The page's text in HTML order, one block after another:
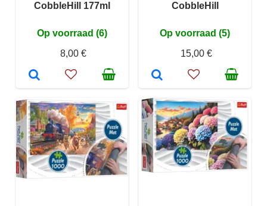
CobbleHill 177ml
Op voorraad (6)
8,00 €
CobbleHill
Op voorraad (5)
15,00 €